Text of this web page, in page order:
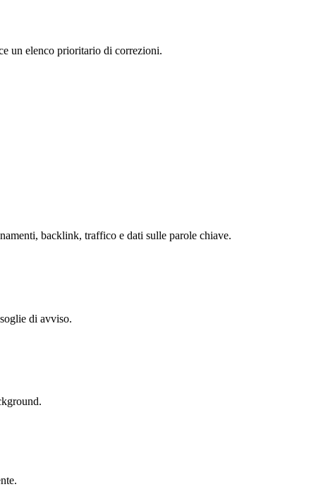
un elenco prioritario di correzioni.
backlink, traffico e dati sulle parole chiave.
di avviso.